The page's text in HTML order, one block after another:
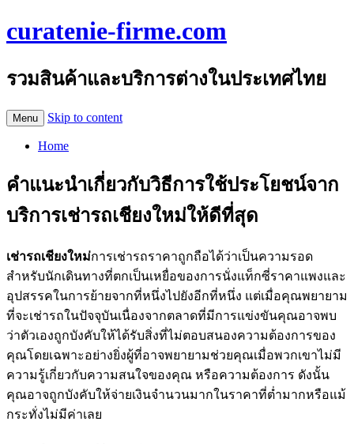
curatenie-firme.com
รวมสินค้าและบริการต่างในประเทศไทย
Menu Skip to content
Home
คำแนะนำเกี่ยวกับวิธีการใช้ประโยชน์จาก
บริการเช่ารถเชียงใหม่ให้ดีที่สุด
เช่ารถเชียงใหม่การเช่ารถราคาถูกถือได้ว่าเป็นความรอด
สำหรับนักเดินทางที่ตกเป็นเหยื่อของการนั่งแท็กซี่ราคาแพงและ
อุปสรรคในการย้ายจากที่หนึ่งไปยังอีกที่หนึ่ง แต่เมื่อคุณพยายาม
ที่จะเช่ารถในปัจจุบันเนื่องจากตลาดที่มีการแข่งขันคุณอาจพบ
ว่าตัวเองถูกบังคับให้ได้รับสิ่งที่ไม่ตอบสนองความต้องการของ
คุณโดยเฉพาะอย่างยิ่งผู้ที่อาจพยายามช่วยคุณเมื่อพวกเขาไม่มี
ความรู้เกี่ยวกับความสนใจของคุณ หรือความต้องการ ดังนั้น
คุณอาจถูกบังคับให้จ่ายเงินจำนวนมากในราคาที่ต่ำมากหรือแม้
กระทั่งไม่มีค่าเลย